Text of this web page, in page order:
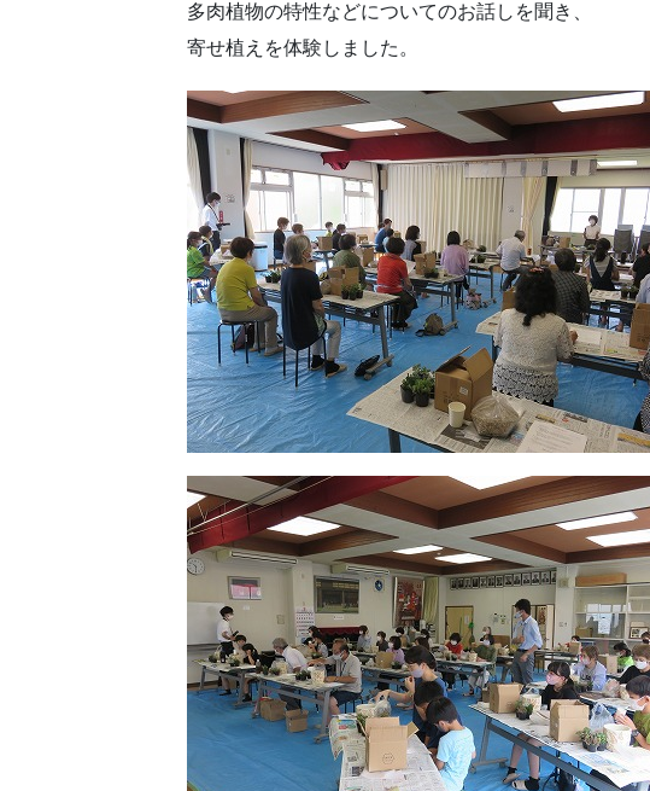
多肉植物の特性などについてのお話しを聞き、
寄せ植えを体験しました。